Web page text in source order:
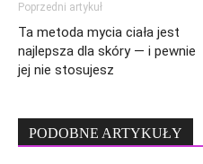
Poprzedni artykuł
Ta metoda mycia ciała jest
najlepsza dla skóry — i pewnie
jej nie stosujesz
PODOBNE ARTYKUŁY